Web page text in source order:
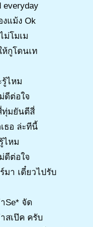
everyday
งแม้ง Ok
ม่โมเม
กูโดนเท
รู้ไหม
ดีต่อใจ
ทุ่มยันตีสี่
ธอ ล่ะทีนี้
ไหม
ดีต่อใจ
มา เดี๋ยวไปรับ
Se* จัด
สเป๊ค ครับ